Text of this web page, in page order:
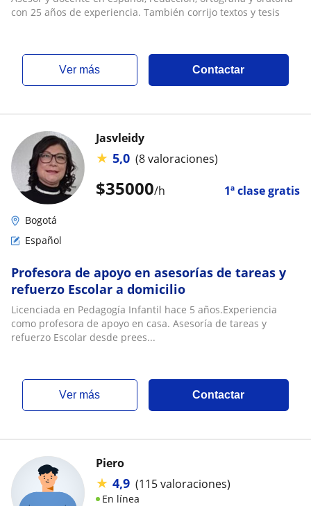
con 25 años de experiencia. También corrijo textos y tesis
ver más Contactar
$35000/h 1ª clase gratis
Jasvleidy
★ 5,0 (8 valoraciones)
Bogotá
Español
Profesora de apoyo en asesorías de tareas y
refuerzo Escolar a domicilio
Licenciada en Pedagogía Infantil hace 5 años.Experiencia
como profesora de apoyo en casa. Asesoría de tareas y
refuerzo Escolar desde prees...
ver más Contactar
Piero
★ 4,9 (115 valoraciones)
En línea